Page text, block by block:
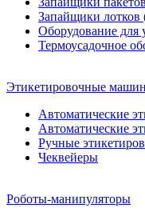
Запайщики лотков
Оборудование для
Термоусадочное
Этикетировочные
Автоматические
Автоматические
Ручные
Чеквейеры
Роботы-манипуляторы